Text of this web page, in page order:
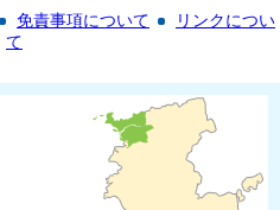
免責事項について
リンクについ
て